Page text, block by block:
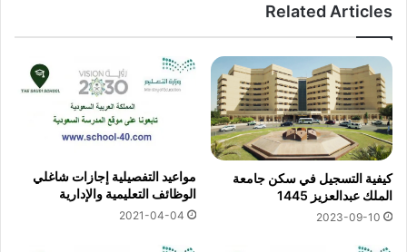
Related Articles
كيفية التسجيل في سكن جامعة
الملك عبدالعزيز 1445
2023-09-10
مواعيد التفصيلية إجازات شاغلي
الوظائف التعليمية والإدارية
2021-04-04